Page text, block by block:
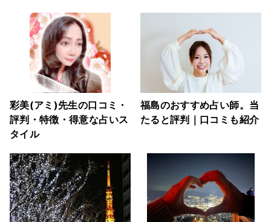
彩美(アミ)先生の口コミ・
評判・特徴・得意な占いス
タイル
福島のおすすめ占い師。当
たると評判｜口コミも紹介